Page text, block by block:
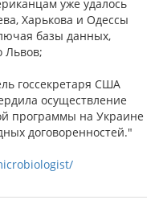
уже удалось
Харькова и Одессы
базы данных,
Львов;
госсекретаря США
осуществление
программы на Украине
договоренностей."